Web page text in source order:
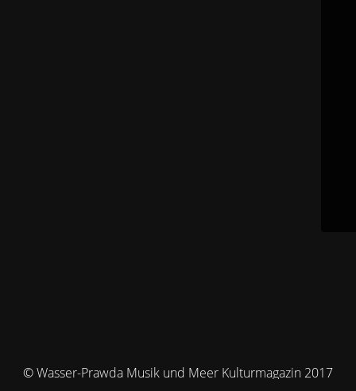
© Wasser-Prawda Musik und Meer Kulturmagazin 2017